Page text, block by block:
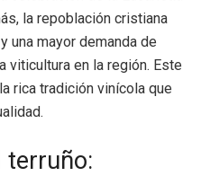
la repoblación cristiana
una mayor demanda de
viticultura en la región. Este
rica tradición vinícola que
terruño: